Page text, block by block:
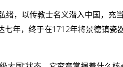
绪，以传教士名义潜入中国，充
七年，终于在1712年将景德镇瓷